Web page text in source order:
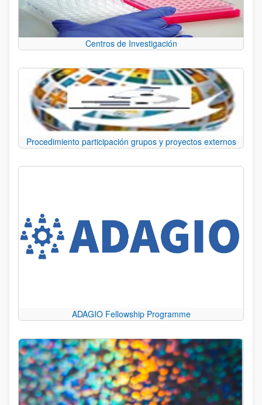
Centros de Investigación
Procedimiento participación grupos y proyectos externos
ADAGIO Fellowship Programme